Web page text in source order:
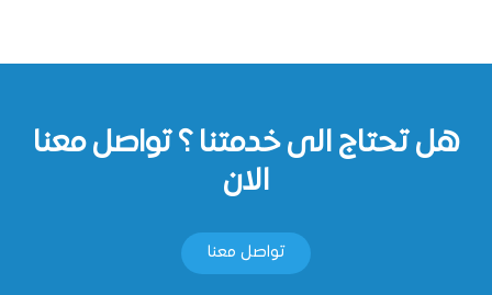
هل تحتاج الى خدمتنا ؟ تواصل معنا
الان
تواصل معنا